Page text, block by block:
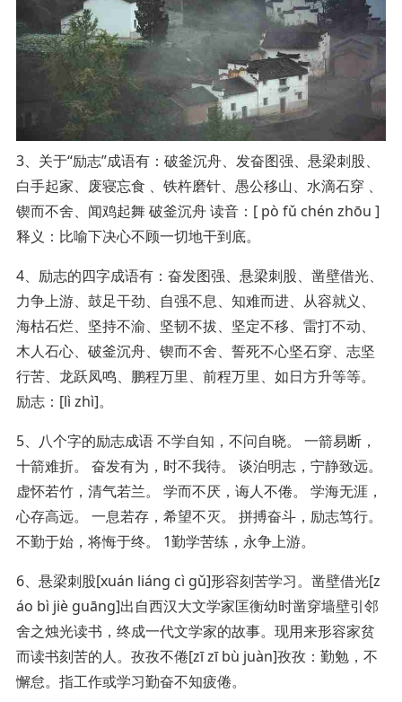
3、关于“励志”成语有：破釜沉舟、发奋图强、悬梁刺股、
白手起家、废寝忘食 、铁杵磨针、愚公移山、水滴石穿 、
锲而不舍、闻鸡起舞 破釜沉舟 读音：[ pò fǔ chén zhōu ]
释义：比喻下决心不顾一切地干到底。
4、励志的四字成语有：奋发图强、悬梁刺股、凿壁借光、
力争上游、鼓足干劲、自强不息、知难而进、从容就义、
海枯石烂、坚持不渝、坚韧不拔、坚定不移、雷打不动、
木人石心、破釜沉舟、锲而不舍、誓死不心坚石穿、志坚
行苦、龙跃凤鸣、鹏程万里、前程万里、如日方升等等。
励志：[lì zhì]。
5、八个字的励志成语 不学自知，不问自晓。 一箭易断，
十箭难折。 奋发有为，时不我待。 谈泊明志，宁静致远。
虚怀若竹，清气若兰。 学而不厌，诲人不倦。 学海无涯，
心存高远。 一息若存，希望不灭。 拼搏奋斗，励志笃行。
不勤于始，将悔于终。 1勤学苦练，永争上游。
6、悬梁刺股[xuán liáng cì gǔ]形容刻苦学习。凿壁借光[z
áo bì jiè guāng]出自西汉大文学家匡衡幼时凿穿墙壁引邻
舍之烛光读书，终成一代文学家的故事。现用来形容家贫
而读书刻苦的人。孜孜不倦[zī zī bù juàn]孜孜：勤勉，不
懈怠。指工作或学习勤奋不知疲倦。